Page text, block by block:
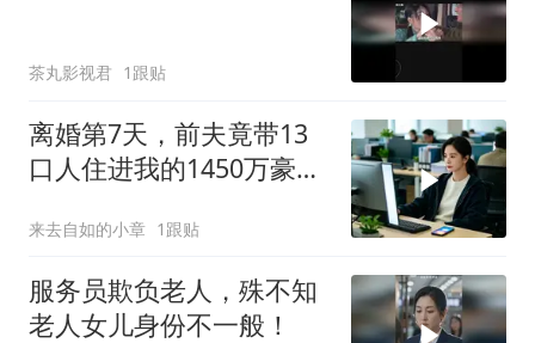
茶丸影视君 1跟贴
离婚第7天，前夫竟带13
口人住进我的1450万豪
来去自如的小章 1跟贴
服务员欺负老人，殊不知
老人女儿身份不一般！